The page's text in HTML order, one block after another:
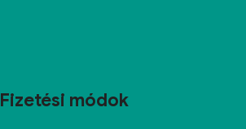
Fizetési módok